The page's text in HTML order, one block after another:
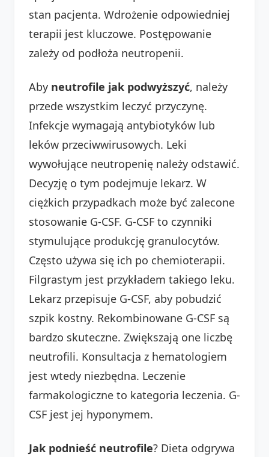
stan pacjenta. Wdrożenie odpowiedniej
terapii jest kluczowe. Postępowanie
zależy od podłoża neutropenii.
Aby neutrofile jak podwyższyć, należy
przede wszystkim leczyć przyczynę.
Infekcje wymagają antybiotyków lub
leków przeciwwirusowych. Leki
wywołujące neutropenię należy odstawić.
Decyzję o tym podejmuje lekarz. W
ciężkich przypadkach może być zalecone
stosowanie G-CSF. G-CSF to czynniki
stymulujące produkcję granulocytów.
Często używa się ich po chemioterapii.
Filgrastym jest przykładem takiego leku.
Lekarz przepisuje G-CSF, aby pobudzić
szpik kostny. Rekombinowane G-CSF są
bardzo skuteczne. Zwiększają one liczbę
neutrofili. Konsultacja z hematologiem
jest wtedy niezbędna. Leczenie
farmakologiczne to kategoria leczenia. G-
CSF jest jej hyponymem.
Jak podnieść neutrofile? Dieta odgrywa